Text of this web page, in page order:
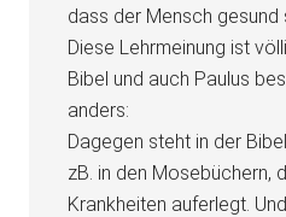
dass der Mensch gesund
Diese Lehrmeinung ist
Bibel und auch Paulus
anders:
Dagegen steht in der
zB. in den Mosebüchern,
Krankheiten auferlegt.